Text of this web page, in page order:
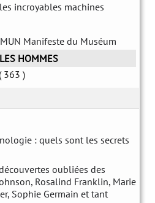
incroyables machines
Manifeste du Muséum
HOMMES
( 363 )
: quels sont les secrets
oubliées des
Rosalind Franklin, Marie
Sophie Germain et tant